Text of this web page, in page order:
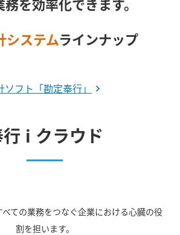
務を効率化できます。
システムラインナップ
ソフト「勘定奉行」
行 i クラウド
ての業務をつなぐ企業における心臓の役
割を担います。